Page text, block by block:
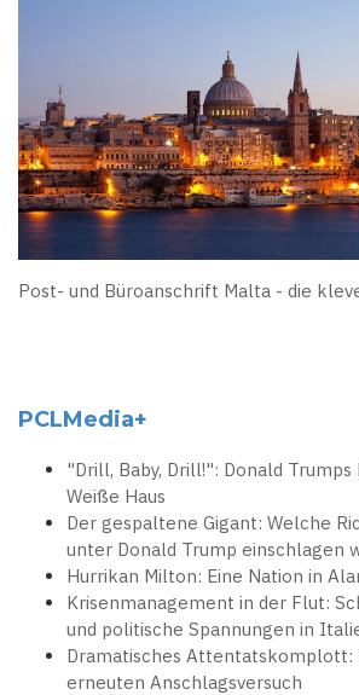
Post- und Büroanschrift Malta - die
PCLMedia+
"Drill, Baby, Drill!": Donald Trumps
Weiße Haus
Der gespaltene Gigant: Welche
unter Donald Trump einschlagen
Hurrikan Milton: Eine Nation in
Krisenmanagement in der Flut:
und politische Spannungen in
Dramatisches Attentatskomplott:
erneuten Anschlagsversuch